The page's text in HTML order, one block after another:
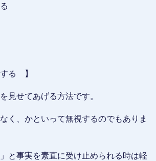
る 】
見せてあげる方法です。
く、かといって無視するのでもありま
」と事実を素直に受け止められる時は軽